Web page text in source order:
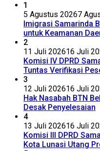
1
5 Agustus 20267
Imigrasi Samarinda
untuk Keamanan
2
11 Juli 202616 Juli
Komisi IV DPRD
Tuntas Verifikasi
3
12 Juli 202616 Juli
Hak Nasabah BTN
Desak Penyelesaian
4
13 Juli 202616 Juli
Komisi III DPRD
Kota Lunasi Utang